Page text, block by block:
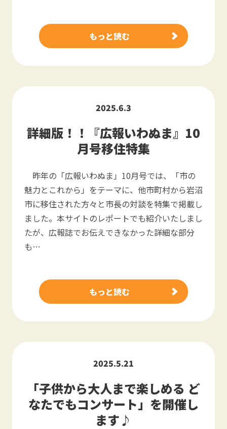
もっと読む
2025.6.3
詳細版！！『広報いわぬま』10
月号移住特集
昨年の「広報いわぬま」10月号では、「市の
魅力とこれから」をテーマに、他市町村から岩沼
市に移住された方々と市長の対談を特集で掲載し
ました。本サイトのレポートでも紹介いたしまし
たが、広報誌でお伝えできなかった詳細な部分
も…
もっと読む
2025.5.21
「子供から大人まで楽しめる ど
なたでもコンサート」を開催し
ます♪